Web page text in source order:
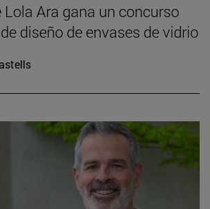
Ara gana un concurso
diseño de envases de vidrio